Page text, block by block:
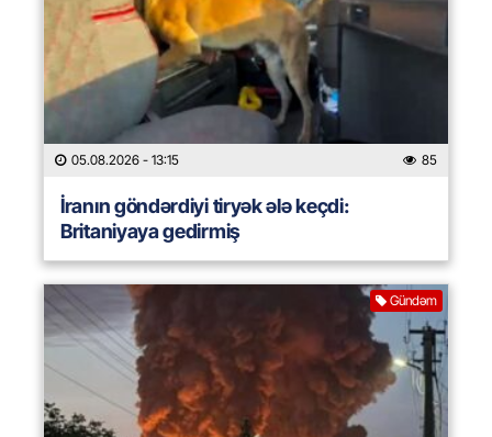
05.08.2026 - 13:15 85
İranın göndərdiyi tiryək ələ keçdi:
Britaniyaya gedirmiş
Gündəm